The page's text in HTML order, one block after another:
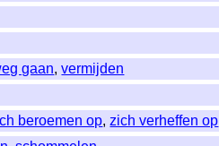
gaan,vermijden
beroemen op,zich verheffen op